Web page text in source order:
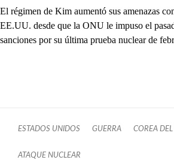
El régimen de Kim aumentó sus amenazas
EE.UU. desde que la ONU le impuso el
sanciones por su última prueba nuclear de
ESTADOS UNIDOS GUERRA COREA
ATAQUE NUCLEAR